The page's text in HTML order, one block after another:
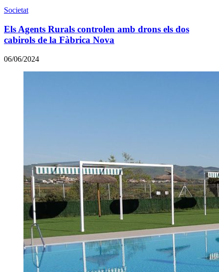
Societat
Els Agents Rurals controlen amb drons els dos
cabirols de la Fàbrica Nova
06/06/2024